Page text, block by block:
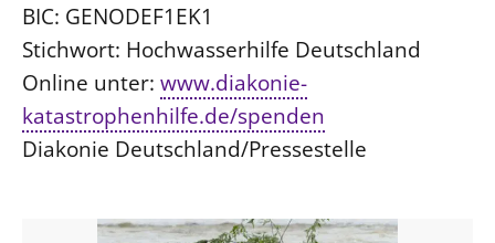
BIC: GENODEF1EK1
Stichwort: Hochwasserhilfe Deutschland
Online unter: www.diakonie-
katastrophenhilfe.de/spenden
Diakonie Deutschland/Pressestelle